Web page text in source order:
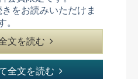
をお読みいただけま
。
文を読む
全文を読む